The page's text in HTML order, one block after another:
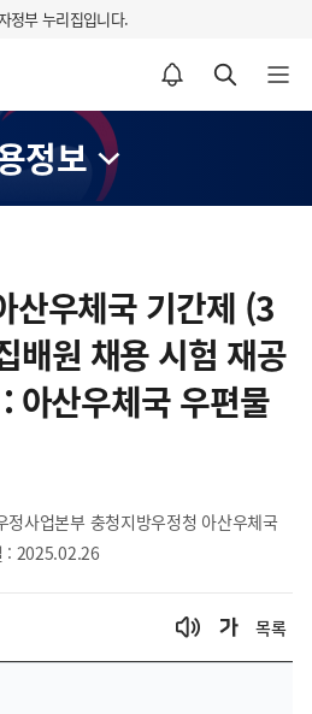
정부 누리집입니다.
알림설정 바로가기 검색 바로가기 메뉴 열기
정보
산우체국 기간제 (3
배원 채용 시험 재공
아산우체국 우편물
사업본부 충청지방우정청 아산우체국
: 2025.02.26
목록